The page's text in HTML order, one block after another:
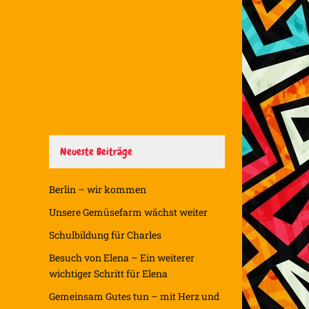
Neueste Beiträge
Berlin – wir kommen
Unsere Gemüsefarm wächst weiter
Schulbildung für Charles
Besuch von Elena – Ein weiterer
wichtiger Schritt für Elena
Gemeinsam Gutes tun – mit Herz und